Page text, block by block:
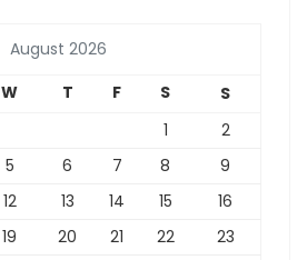
August 2026
W T F S
S
1
2
5 6 7 8
9
12 13 14 15
16
19 20 21 22
23